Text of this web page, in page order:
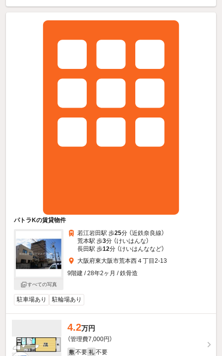
パトラKの賃貸物件
すべての写真
若江岩田駅 歩25分 （近鉄奈良線）
荒本駅 歩3分 （けいはんな）
長田駅 歩12分 （けいはんななど）
大阪府東大阪市荒本西４丁目2-13
9階建 / 28年2ヶ月 / 鉄骨造
駐車場あり 駐輪場あり
4.2万円
（管理費7,000円）
敷 不要 礼 不要